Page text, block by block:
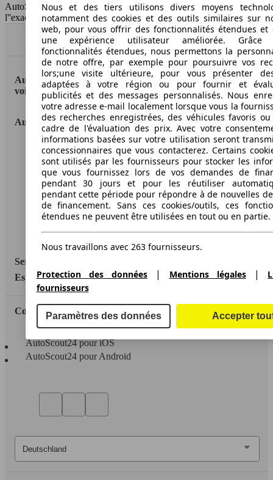
AutoScout24 France SAS décline toute responsabilité concernant
l''exactitude des indications fournies.
Haut
AutoScout24: la plus grande plateforme en ligne de
voitures en Europe
AutoScout24
A propos d'AutoScout24
Conditions d'utilisation
Informations légales
Protection des données
Accessibility Statement
Service
Espace Pro
Contact
AutoScout24 pour iOS
AutoScout24 pour Android
Nous et des tiers utilisons divers moyens
notamment des cookies et des outils similaires sur
web, pour vous offrir des fonctionnalités étendues et
une expérience utilisateur améliorée.
fonctionnalités étendues, nous permettons la
de notre offre, par exemple pour poursuivre vos
lors;une visite ultérieure, pour vous présenter
adaptées à votre région ou pour fournir et
publicités et des messages personnalisés. Nous
votre adresse e-mail localement lorsque vous la
des recherches enregistrées, des véhicules favoris
cadre de l'évaluation des prix. Avec votre
informations basées sur votre utilisation seront
concessionnaires que vous contacterez. Certains
sont utilisés par les fournisseurs pour stocker les
que vous fournissez lors de vos demandes de
pendant 30 jours et pour les réutiliser
pendant cette période pour répondre à de nouvelles
de financement. Sans ces cookies/outils, ces
étendues ne peuvent être utilisées en tout ou en partie.
Nous travaillons avec 263 fournisseurs.
Protection des données | Mentions légales|
fournisseurs
Paramètres des données Accepter